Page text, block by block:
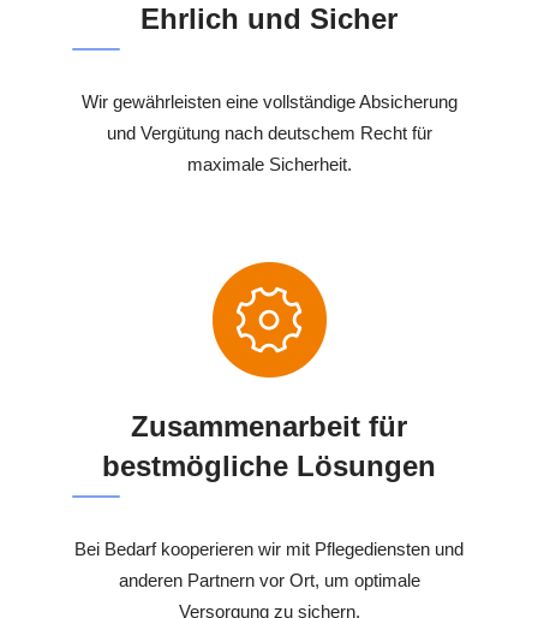
Ehrlich und Sicher
Wir gewährleisten eine vollständige Absicherung
und Vergütung nach deutschem Recht für
maximale Sicherheit.
Zusammenarbeit für
bestmögliche Lösungen
Bei Bedarf kooperieren wir mit Pflegediensten und
anderen Partnern vor Ort, um optimale
Versorgung zu sichern.